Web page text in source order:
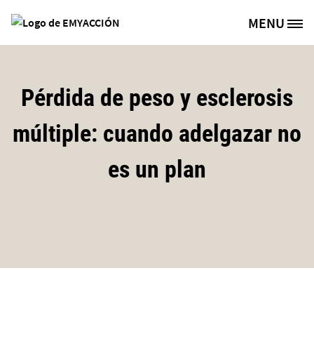
Site Logo MENU
Pérdida de peso y esclerosis
múltiple: cuando adelgazar no
es un plan